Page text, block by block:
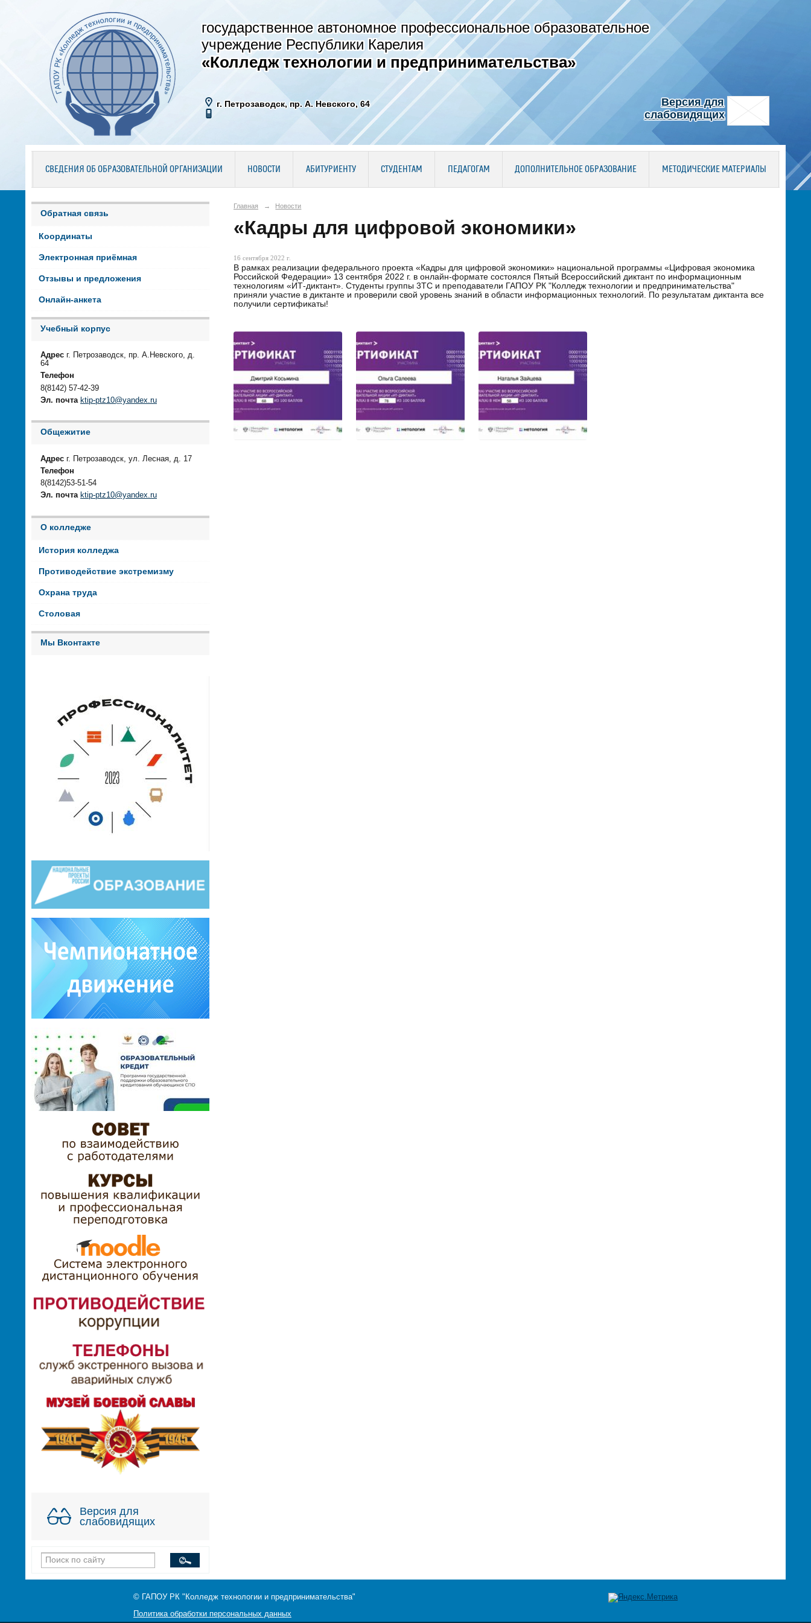
государственное автономное профессиональное образовательное
учреждение Республики Карелия
«Колледж технологии и предпринимательства»
г. Петрозаводск, пр. А. Невского, 64
Версия для
слабовидящих
СВЕДЕНИЯ ОБ ОБРАЗОВАТЕЛЬНОЙ ОРГАНИЗАЦИИ НОВОСТИ АБИТУРИЕНТУ СТУДЕНТАМ ПЕДАГОГАМ ДОПОЛНИТЕЛЬНОЕ ОБРАЗОВАНИЕ МЕТОДИЧЕСКИЕ МАТЕРИАЛЫ
Обратная связь
Координаты
Электронная приёмная
Отзывы и предложения
Онлайн-анкета
Учебный корпус
Адрес г. Петрозаводск, пр. А.Невского, д.
64
Телефон
8(8142) 57-42-39
Эл. почта ktip-ptz10@yandex.ru
Общежитие
Адрес г. Петрозаводск, ул. Лесная, д. 17
Телефон
8(8142)53-51-54
Эл. почта ktip-ptz10@yandex.ru
О колледже
История колледжа
Противодействие экстремизму
Охрана труда
Столовая
Мы Вконтакте
Версия для
слабовидящих
Главная → Новости
«Кадры для цифровой экономики»
16 сентября 2022 г.
В рамках реализации федерального проекта «Кадры для цифровой экономики» национальной программы «Цифровая экономика
Российской Федерации» 13 сентября 2022 г. в онлайн-формате состоялся Пятый Всероссийский диктант по информационным
технологиям «ИТ-диктант». Студенты группы 3ТС и преподаватели ГАПОУ РК "Колледж технологии и предпринимательства"
приняли участие в диктанте и проверили свой уровень знаний в области информационных технологий. По результатам диктанта все
получили сертификаты!
© ГАПОУ РК "Колледж технологии и предпринимательства"
Политика обработки персональных данных